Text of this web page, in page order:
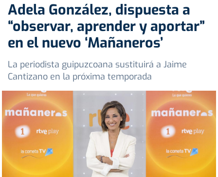
Adela González, dispuesta a
“observar, aprender y aportar”
en el nuevo ‘Mañaneros’
La periodista guipuzcoana sustituirá a Jaime
Cantizano en la próxima temporada